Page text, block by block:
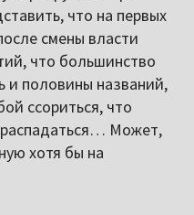
что на первых
смены власти
что большинство
и половины названий,
ссориться, что
Может,
хотя бы на